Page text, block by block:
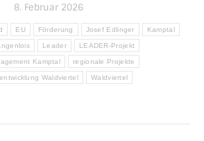
8. Februar 2026
EU Förderung Josef Edlinger Kamptal
Leader LEADER-Projekt
Kamptal regionale Projekte
Waldviertel Waldviertel